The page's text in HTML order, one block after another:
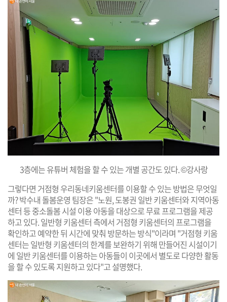
3층에는 유튜버 체험을 할 수 있는 개별 공간도 있다. ©강사랑
그렇다면 거점형 우리동네키움센터를 이용할 수 있는 방법은 무엇일
까? 박수내 돌봄운영 팀장은 "노원, 도봉권 일반 키움센터와 지역아동
센터 등 중소돌봄 시설 이용 아동을 대상으로 무료 프로그램을 제공
하고 있다. 일반형 키움센터 측에서 거점형 키움센터의 프로그램을
확인하고 예약한 뒤 시간에 맞춰 방문하는 방식"이라며 "거점형 키움
센터는 일반형 키움센터의 한계를 보완하기 위해 만들어진 시설이기
에 일반 키움센터를 이용하는 아동들이 이곳에서 별도로 다양한 활동
을 할 수 있도록 지원하고 있다"고 설명했다.